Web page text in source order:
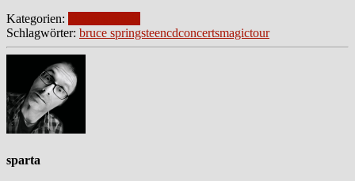
Kategorien:
Schlagwörter: bruce springsteencdconcertsmagictour
sparta